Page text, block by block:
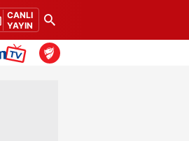
CANLI
YAYIN